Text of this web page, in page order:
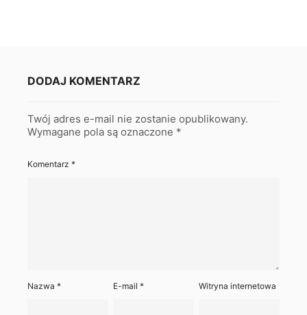
DODAJ KOMENTARZ
Twój adres e-mail nie zostanie opublikowany.
Wymagane pola są oznaczone *
Komentarz *
Nazwa * E-mail* Witryna internetowa